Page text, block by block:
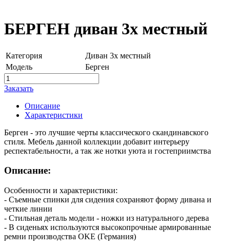
БЕРГЕН диван 3х местный
Категория
Диван 3х местный
Модель
Берген
Заказать
Описание
Характеристики
Берген - это лучшие черты классического скандинавского
стиля. Мебель данной коллекции добавит интерьеру
респектабельности, а так же нотки уюта и гостеприимства
Описание:
Особенности и характеристики:
- Съемные спинки для сидения сохраняют форму дивана и
четкие линии
- Стильная деталь модели - ножки из натурального дерева
- В сиденьях используются высокопрочные армированные
ремни производства OKE (Германия)